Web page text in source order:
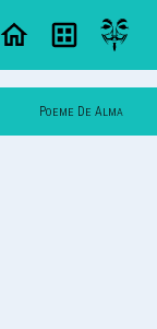
Poeme De Alma